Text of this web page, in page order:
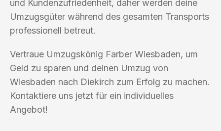
und Kundenzufriedenheit, daher werden deine
Umzugsgüter während des gesamten Transports
professionell betreut.
Vertraue Umzugskönig Farber Wiesbaden, um
Geld zu sparen und deinen Umzug von
Wiesbaden nach Diekirch zum Erfolg zu machen.
Kontaktiere uns jetzt für ein individuelles
Angebot!